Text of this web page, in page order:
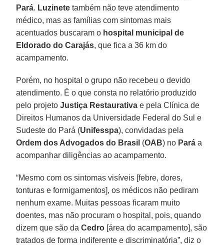
Pará. Luzinete também não teve atendimento
médico, mas as famílias com sintomas mais
acentuados buscaram o hospital municipal de
Eldorado do Carajás, que fica a 36 km do
acampamento.
Porém, no hospital o grupo não recebeu o devido
atendimento. É o que consta no relatório produzido
pelo projeto Justiça Restaurativa e pela Clínica de
Direitos Humanos da Universidade Federal do Sul e
Sudeste do Pará (Unifesspa), convidadas pela
Ordem dos Advogados do Brasil (OAB) no Pará a
acompanhar diligências ao acampamento.
“Mesmo com os sintomas visíveis [febre, dores,
tonturas e formigamentos], os médicos não pediram
nenhum exame. Muitas pessoas ficaram muito
doentes, mas não procuram o hospital, pois, quando
dizem que são daCedro [área do acampamento], são
tratados de forma indiferente e discriminatória”, diz o